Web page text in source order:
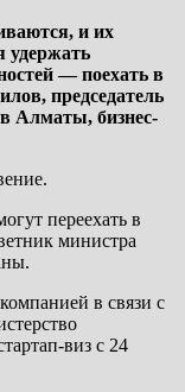
и их
удержать
— поехать в
председатель
Алматы, бизнес-
переехать в
министра
в связи с
виз с 24